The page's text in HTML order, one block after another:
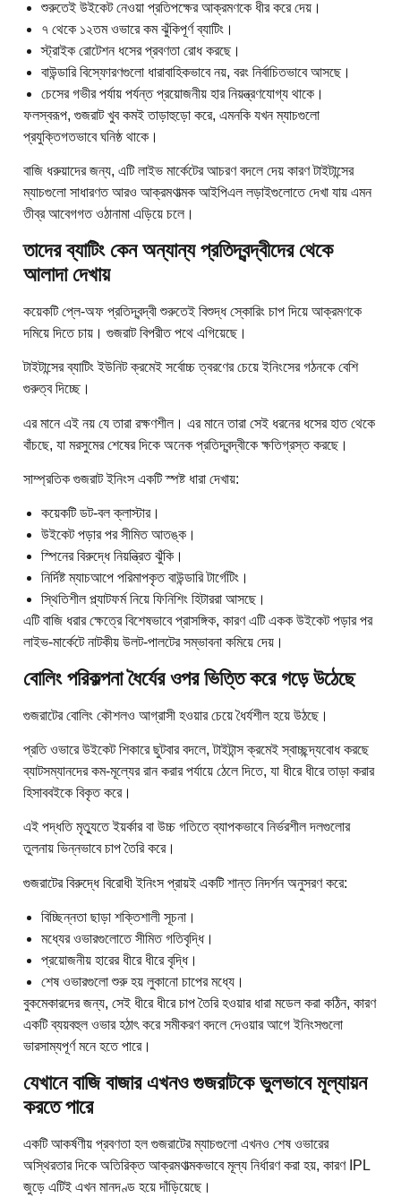
শুরুতেই উইকেট নেওয়া প্রতিপক্ষের আক্রমণকে ধীর করে দেয়।
৭ থেকে ১২তম ওভারে কম ঝুঁকিপূর্ণ ব্যাটিং।
স্ট্রাইক রোটেশন ধসের প্রবণতা রোধ করছে।
বাউন্ডারি বিস্ফোরণগুলো ধারাবাহিকভাবে নয়, বরং নির্বাচিতভাবে আসছে।
চেসের গভীর পর্যায় পর্যন্ত প্রয়োজনীয় হার নিয়ন্ত্রণযোগ্য থাকে।
ফলস্বরূপ, গুজরাট খুব কমই তাড়াহুড়ো করে, এমনকি যখন ম্যাচগুলো
প্রযুক্তিগতভাবে ঘনিষ্ঠ থাকে।
বাজি ধরুয়াদের জন্য, এটি লাইভ মার্কেটের আচরণ বদলে দেয় কারণ টাইটান্সের
ম্যাচগুলো সাধারণত আরও আক্রমণাত্মক আইপিএল লড়াইগুলোতে দেখা যায় এমন
তীব্র আবেগগত ওঠানামা এড়িয়ে চলে।
তাদের ব্যাটিং কেন অন্যান্য প্রতিদ্বন্দ্বীদের থেকে
আলাদা দেখায়
কয়েকটি প্লে-অফ প্রতিদ্বন্দ্বী শুরুতেই বিশুদ্ধ স্কোরিং চাপ দিয়ে আক্রমণকে
দমিয়ে দিতে চায়। গুজরাট বিপরীত পথে এগিয়েছে।
টাইটান্সের ব্যাটিং ইউনিট ক্রমেই সর্বোচ্চ ত্বরণের চেয়ে ইনিংসের গঠনকে বেশি
গুরুত্ব দিচ্ছে।
এর মানে এই নয় যে তারা রক্ষণশীল। এর মানে তারা সেই ধরনের ধসের হাত থেকে
বাঁচছে, যা মরসুমের শেষের দিকে অনেক প্রতিদ্বন্দ্বীকে ক্ষতিগ্রস্ত করছে।
সাম্প্রতিক গুজরাট ইনিংস একটি স্পষ্ট ধারা দেখায়:
কয়েকটি ডট-বল ক্লাস্টার।
উইকেট পড়ার পর সীমিত আতঙ্ক।
স্পিনের বিরুদ্ধে নিয়ন্ত্রিত ঝুঁকি।
নির্দিষ্ট ম্যাচআপে পরিমাপকৃত বাউন্ডারি টার্গেটিং।
স্থিতিশীল প্ল্যাটফর্ম নিয়ে ফিনিশিং হিটাররা আসছে।
এটি বাজি ধরার ক্ষেত্রে বিশেষভাবে প্রাসঙ্গিক, কারণ এটি একক উইকেট পড়ার পর
লাইভ-মার্কেটে নাটকীয় উলট-পালটের সম্ভাবনা কমিয়ে দেয়।
বোলিং পরিকল্পনা ধৈর্যের ওপর ভিত্তি করে গড়ে উঠেছে
গুজরাটের বোলিং কৌশলও আগ্রাসী হওয়ার চেয়ে ধৈর্যশীল হয়ে উঠছে।
প্রতি ওভারে উইকেট শিকারে ছুটবার বদলে, টাইটান্স ক্রমেই স্বাচ্ছন্দ্যবোধ করছে
ব্যাটসম্যানদের কম-মূল্যের রান করার পর্যায়ে ঠেলে দিতে, যা ধীরে ধীরে তাড়া করার
হিসাববইকে বিকৃত করে।
এই পদ্ধতি মৃত্যুতে ইয়র্কার বা উচ্চ গতিতে ব্যাপকভাবে নির্ভরশীল দলগুলোর
তুলনায় ভিন্নভাবে চাপ তৈরি করে।
গুজরাটের বিরুদ্ধে বিরোধী ইনিংস প্রায়ই একটি শান্ত নিদর্শন অনুসরণ করে:
বিচ্ছিন্নতা ছাড়া শক্তিশালী সূচনা।
মধ্যের ওভারগুলোতে সীমিত গতিবৃদ্ধি।
প্রয়োজনীয় হারের ধীরে ধীরে বৃদ্ধি।
শেষ ওভারগুলো শুরু হয় লুকানো চাপের মধ্যে।
বুকমেকারদের জন্য, সেই ধীরে ধীরে চাপ তৈরি হওয়ার ধারা মডেল করা কঠিন, কারণ
একটি ব্যয়বহুল ওভার হঠাৎ করে সমীকরণ বদলে দেওয়ার আগে ইনিংসগুলো
ভারসাম্যপূর্ণ মনে হতে পারে।
যেখানে বাজি বাজার এখনও গুজরাটকে ভুলভাবে মূল্যায়ন
করতে পারে
একটি আকর্ষণীয় প্রবণতা হল গুজরাটের ম্যাচগুলো এখনও শেষ ওভারের
অস্থিরতার দিকে অতিরিক্ত আক্রমণাত্মকভাবে মূল্য নির্ধারণ করা হয়, কারণ IPL
জুড়ে এটিই এখন মানদণ্ড হয়ে দাঁড়িয়েছে।